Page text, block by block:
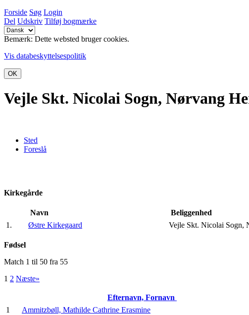
Forside Søg Login
Del Udskriv Tilføj bogmærke
Bemærk: Dette websted bruger cookies.
Vis databeskyttelsespolitik
OK
Vejle Skt. Nicolai Sogn, Nørvang
Sted
Foreslå
Kirkegårde
Navn
Beliggenhed
1.
Østre Kirkegaard Vejle Skt. Nicolai Sogn,
Fødsel
Match 1 til 50 fra 55
1 2 Næste»
Efternavn, Fornavn
1
Ammitzbøll, Mathilde Cathrine Erasmine